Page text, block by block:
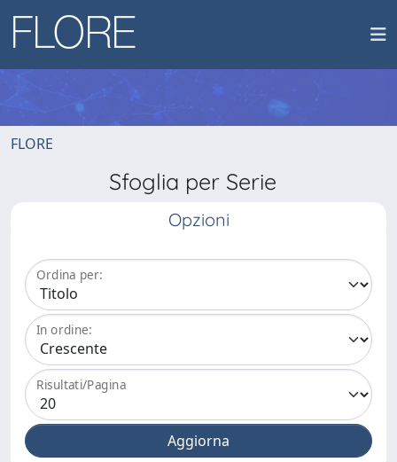
FLORE
Sfoglia per Serie
Opzioni
Ordina per:
In ordine:
Risultati/Pagina